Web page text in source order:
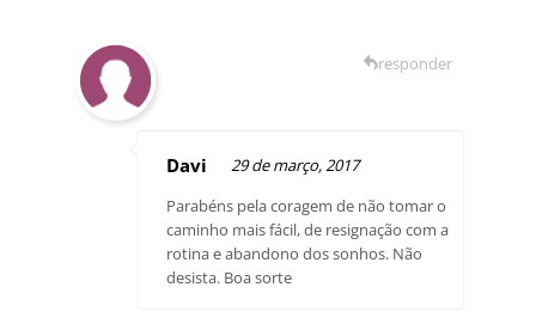
Davi
29 de março, 2017
Parabéns pela coragem de não tomar o
caminho mais fácil, de resignação com a
rotina e abandono dos sonhos. Não
desista. Boa sorte
responder